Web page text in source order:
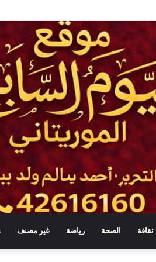
ثقافة الصحة رياضة غير مصنف